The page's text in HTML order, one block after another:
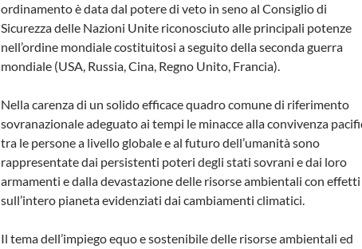
ordinamento è data dal potere di veto in seno al Consiglio di
Sicurezza delle Nazioni Unite riconosciuto alle principali potenze
nell’ordine mondiale costituitosi a seguito della seconda guerra
mondiale (USA, Russia, Cina, Regno Unito, Francia).
Nella carenza di un solido efficace quadro comune di riferimento
sovranazionale adeguato ai tempi le minacce alla convivenza
tra le persone a livello globale e al futuro dell’umanità sono
rappresentate dai persistenti poteri degli stati sovrani e dai loro
armamenti e dalla devastazione delle risorse ambientali con effetti
sull’intero pianeta evidenziati dai cambiamenti climatici.
Il tema dell’impiego equo e sostenibile delle risorse ambientali ed